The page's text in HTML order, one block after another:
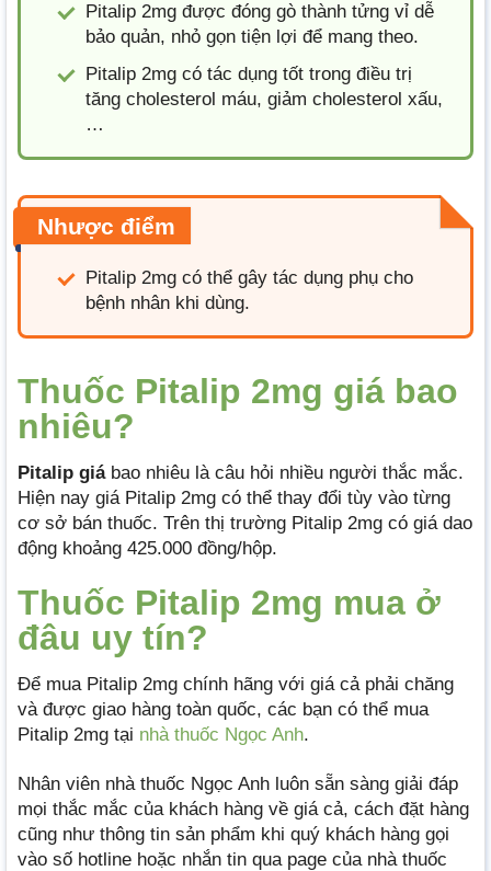
Pitalip 2mg được đóng gò thành tửng vỉ dễ
bảo quản, nhỏ gọn tiện lợi để mang theo.
Pitalip 2mg có tác dụng tốt trong điều trị
tăng cholesterol máu, giảm cholesterol xấu,
…
Nhược điểm
Pitalip 2mg có thể gây tác dụng phụ cho
bệnh nhân khi dùng.
Thuốc Pitalip 2mg giá bao
nhiêu?
Pitalip giábao nhiêu là câu hỏi nhiều người thắc mắc.
Hiện nay giá Pitalip 2mg có thể thay đổi tùy vào từng
cơ sở bán thuốc. Trên thị trường Pitalip 2mg có giá dao
động khoảng 425.000 đồng/hộp.
Thuốc Pitalip 2mg mua ở
đâu uy tín?
Để mua Pitalip 2mg chính hãng với giá cả phải chăng
và được giao hàng toàn quốc, các bạn có thể mua
Pitalip 2mg tại nhà thuốc Ngọc Anh.
Nhân viên nhà thuốc Ngọc Anh luôn sẵn sàng giải đáp
mọi thắc mắc của khách hàng về giá cả, cách đặt hàng
cũng như thông tin sản phẩm khi quý khách hàng gọi
vào số hotline hoặc nhắn tin qua page của nhà thuốc